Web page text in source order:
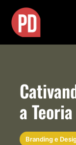
a
Branding e